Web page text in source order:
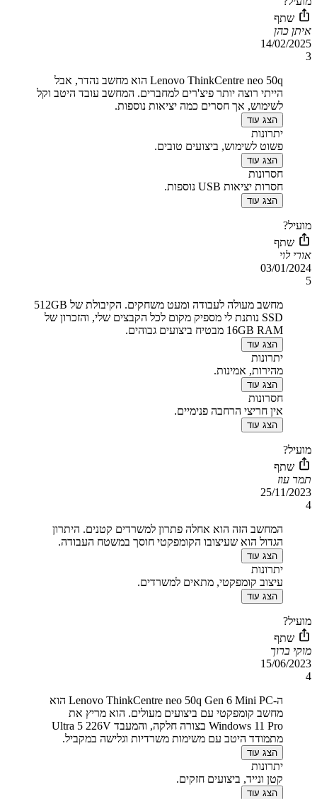
שתף
איתן כהן
14/02/2025
3
Lenovo ThinkCentre neo 50q הוא מחשב נהדר, אבל
הייתי רוצה יותר פיצ'רים למחברים. המחשב עובד היטב וקל
לשימוש, אך חסרים כמה יציאות נוספות.
הצג עוד
יתרונות
פשוט לשימוש, ביצועים טובים.
הצג עוד
חסרונות
חסרות יציאות USB נוספות.
הצג עוד
מועיל?
שתף
אורי לוי
03/01/2024
5
מחשב מעולה לעבודה ומעט משחקים. הקיבולת של 512GB
SSD נותנת לי מספיק מקום לכל הקבצים שלי, והזכרון של
16GB RAM מבטיח ביצועים גבוהים.
הצג עוד
יתרונות
מהירות, אמינות.
הצג עוד
חסרונות
אין חריצי הרחבה פנימיים.
הצג עוד
מועיל?
שתף
תמר עוז
25/11/2023
4
המחשב הזה הוא אחלה פתרון למשרדים קטנים. היתרון
הגדול הוא שעיצובו הקומפקטי חוסך במשטח העבודה.
הצג עוד
יתרונות
עיצוב קומפקטי, מתאים למשרדים.
הצג עוד
מועיל?
שתף
מוקי ברוך
15/06/2023
4
ה-Lenovo ThinkCentre neo 50q Gen 6 Mini PC הוא
מחשב קומפקטי עם ביצועים מעולים. הוא מריץ את
Windows 11 Pro בצורה חלקה, והמעבד Ultra 5 226V
מתמודד היטב עם משימות משרדיות וגלישה במקביל.
הצג עוד
יתרונות
קטן ונייד, ביצועים חזקים.
הצג עוד